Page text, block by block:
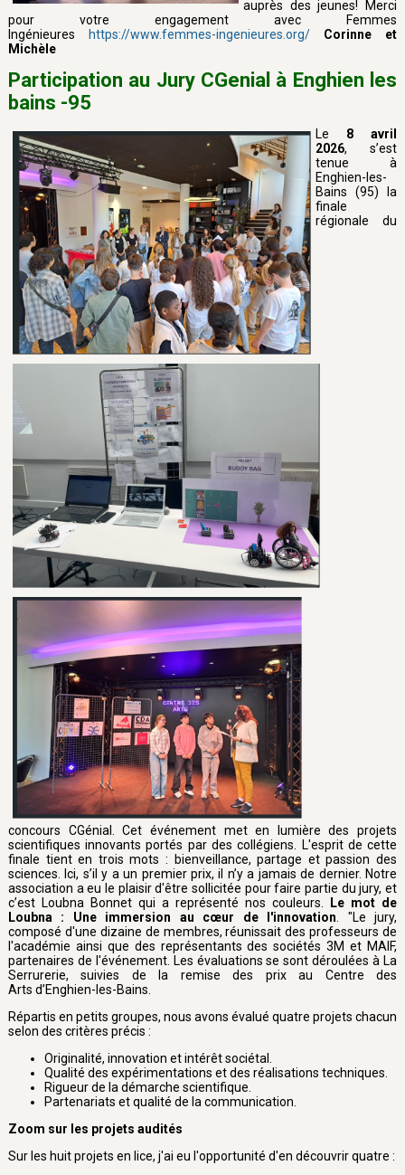
auprès des jeunes! Merci
pour votre engagement avec Femmes
Ingénieures
https://www.femmes-ingenieures.org/
Corinne et
Michèle
Participation au Jury CGenial à Enghien les
bains -95
Le 8 avril
2026, s’est
tenue à
Enghien-les-
Bains (95) la
finale
régionale du
concours CGénial. Cet événement met en lumière des projets
scientifiques innovants portés par des collégiens. L'esprit de cette
finale tient en trois mots : bienveillance, partage et passion des
sciences. Ici, s’il y a un premier prix, il n’y a jamais de dernier. Notre
association a eu le plaisir d'être sollicitée pour faire partie du jury, et
c’est Loubna Bonnet qui a représenté nos couleurs.
Le mot de
Loubna : Une immersion au cœur de l'innovation. "Le jury,
composé d'une dizaine de membres, réunissait des professeurs de
l'académie ainsi que des représentants des sociétés 3M et MAIF,
partenaires de l'événement. Les évaluations se sont déroulées à La
Serrurerie, suivies de la remise des prix au Centre des
Arts d’Enghien-les-Bains.
Répartis en petits groupes, nous avons évalué quatre projets chacun
selon des critères précis :
Originalité, innovation et intérêt sociétal.
Qualité des expérimentations et des réalisations techniques.
Rigueur de la démarche scientifique.
Partenariats et qualité de la communication.
Zoom sur les projets audités
Sur les huit projets en lice, j'ai eu l'opportunité d'en découvrir quatre :